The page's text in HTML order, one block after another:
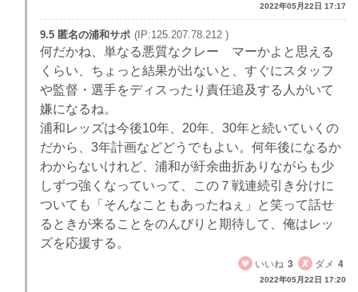
2022年05月22日 17:17
9.5 匿名の浦和サポ (IP:125.207.78.212 )
何だかね、単なる悪質なクレー マーかよと思える
くらい、ちょっと結果が出ないと、すぐにスタッフ
や監督・選手をディスったり責任追及する人がいて
嫌になるね。
浦和レッズは今後10年、20年、30年と続いていくの
だから、3年計画などどうでもよい。何年後になるか
わからないけれど、浦和が紆余曲折ありながらも少
しずつ強くなっていって、この７戦連続引き分けに
ついても「そんなこともあったねぇ」と笑って話せ
るときが来ることをのんびりと期待して、俺はレッ
ズを応援する。
いいね 3 ダメ 4
2022年05月22日 17:20